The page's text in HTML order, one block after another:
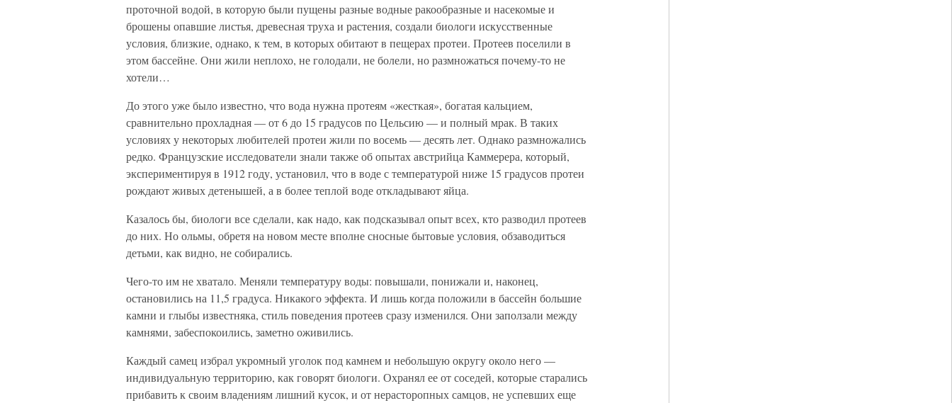
проточной водой, в которую были пущены разные водные ракообразные и насекомые и
брошены опавшие листья, древесная труха и растения, создали биологи искусственные
условия, близкие, однако, к тем, в которых обитают в пещерах протеи. Протеев поселили в
этом бассейне. Они жили неплохо, не голодали, не болели, но размножаться почему-то не
хотели…
До этого уже было известно, что вода нужна протеям «жесткая», богатая кальцием,
сравнительно прохладная — от 6 до 15 градусов по Цельсию — и полный мрак. В таких
условиях у некоторых любителей протеи жили по восемь — десять лет. Однако размножались
редко. Французские исследователи знали также об опытах австрийца Каммерера, который,
экспериментируя в 1912 году, установил, что в воде с температурой ниже 15 градусов протеи
рождают живых детенышей, а в более теплой воде откладывают яйца.
Казалось бы, биологи все сделали, как надо, как подсказывал опыт всех, кто разводил протеев
до них. Но ольмы, обретя на новом месте вполне сносные бытовые условия, обзаводиться
детьми, как видно, не собирались.
Чего-то им не хватало. Меняли температуру воды: повышали, понижали и, наконец,
остановились на 11,5 градуса. Никакого эффекта. И лишь когда положили в бассейн большие
камни и глыбы известняка, стиль поведения протеев сразу изменился. Они заползали между
камнями, забеспокоились, заметно оживились.
Каждый самец избрал укромный уголок под камнем и небольшую округу около него —
индивидуальную территорию, как говорят биологи. Охранял ее от соседей, которые старались
прибавить к своим владениям лишний кусок, и от нерасторопных самцов, не успевших еще